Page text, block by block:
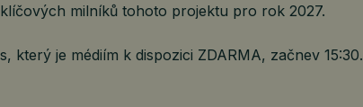
milníků tohoto projektu pro rok 2027.
který je médiím k dispozici ZDARMA, začnev 15:30.